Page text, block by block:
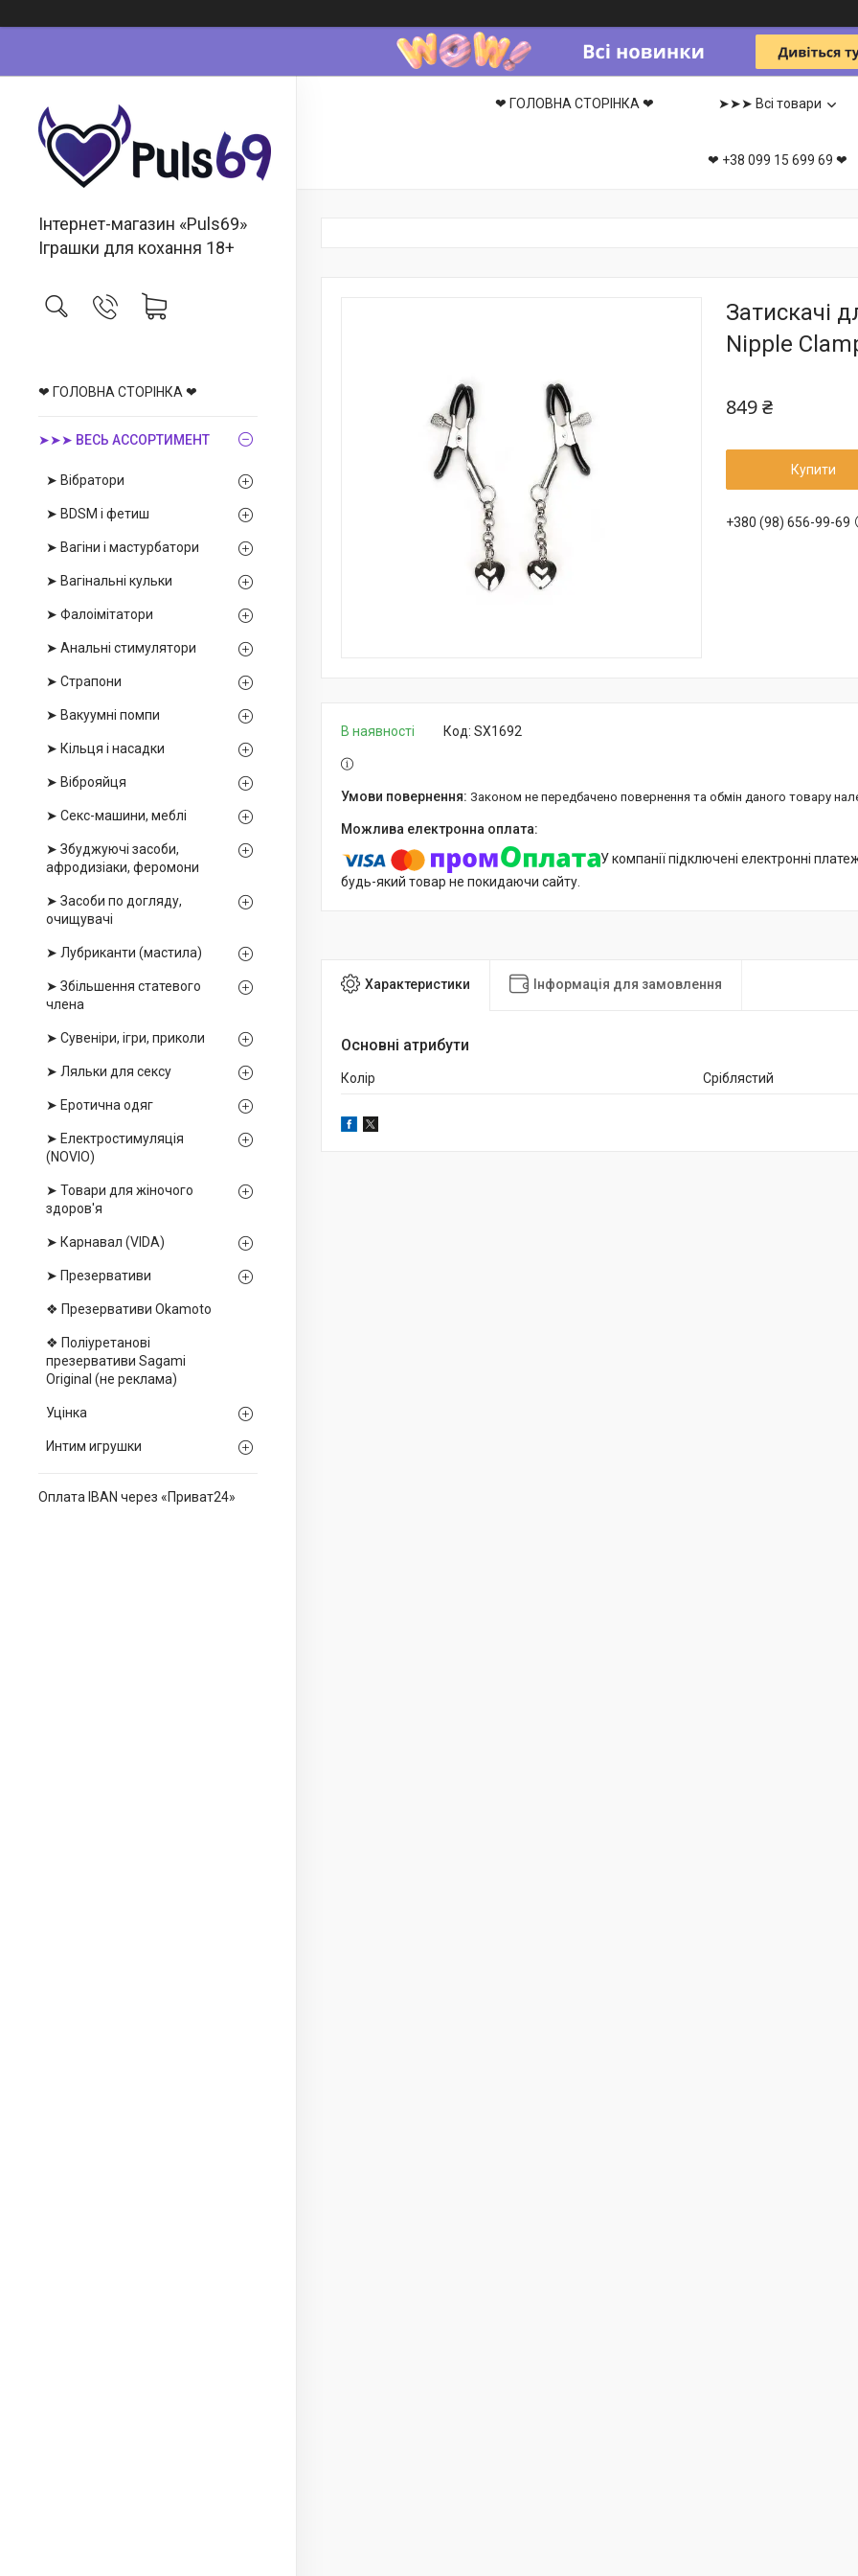
Інтернет-магазин «Puls69»
Іграшки для кохання 18+
❤ ГОЛОВНА СТОРІНКА ❤
➤➤➤ ВЕСЬ АССОРТИМЕНТ
➤ Вібратори
➤ BDSM і фетиш
➤ Вагіни і мастурбатори
➤ Вагінальні кульки
➤ Фалоімітатори
➤ Анальні стимулятори
➤ Страпони
➤ Вакуумні помпи
➤ Кільця і насадки
➤ Віброяйця
➤ Секс-машини, меблі
➤ Збуджуючі засоби,
афродизіаки, феромони
➤ Засоби по догляду,
очищувачі
➤ Лубриканти (мастила)
➤ Збільшення статевого
члена
➤ Сувеніри, ігри, приколи
➤ Ляльки для сексу
➤ Еротична одяг
➤ Електростимуляція
(NOVIO)
➤ Товари для жіночого
здоров'я
➤ Карнавал (VIDA)
➤ Презервативи
❖ Презервативи Okamoto
❖ Поліуретанові
презервативи Sagami
Оriginal (не реклама)
Уцінка
Интим игрушки
Оплата IBAN через «Приват24»
❤ ГОЛОВНА СТОРІНКА ❤ ➤➤➤ Всі товари
❤ +38 099 15 699 69 ❤
Затискачі
Nipple
849 ₴
Купити
+380 (98) 656-99-69
В наявності Код: SX1692
Законом не передбачено повернення та обмін даного товару
У компанії підключені електронні
будь-який товар не покидаючи сайту.
Характеристики Інформація для замовлення
Основні атрибути
Колір Сріблястий